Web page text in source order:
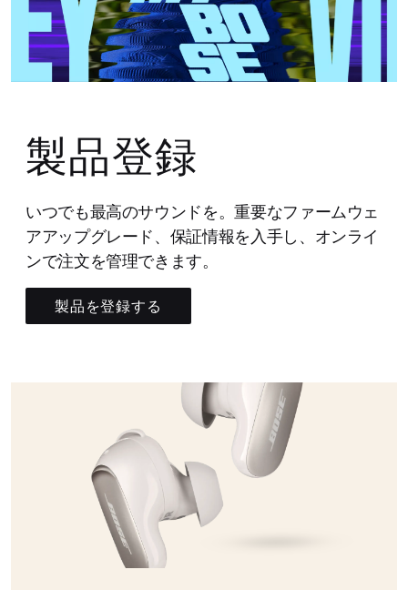
製品登録
いつでも最高のサウンドを。重要なファームウェ
アアップグレード、保証情報を入手し、オンライ
ンで注文を管理できます。
製品を登録する